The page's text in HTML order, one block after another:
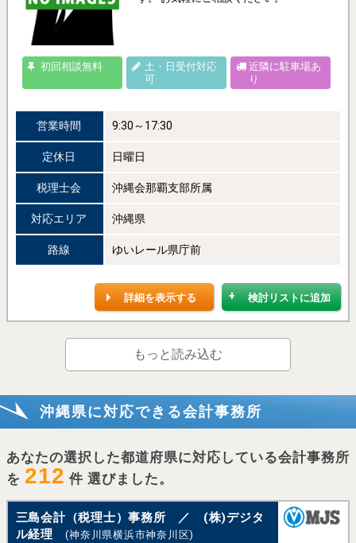
初回相談無料
土・日受付対応
可
近隣に駐車場あ
り
営業時間 9:30～17:30
定休日 日曜日
税理士会 沖縄会那覇支部所属
対応エリア 沖縄県
路線 ゆいレール県庁前
検討リストに追加
詳細を表示する
もっと読み込む
沖縄県に対応できる会計事務所
あなたの選択した都道府県に対応している会計事務所
を 212 件 選びました。
三島会計（税理士）事務所 ／ (株)デジタ
ル経理
(神奈川県横浜市神奈川区)